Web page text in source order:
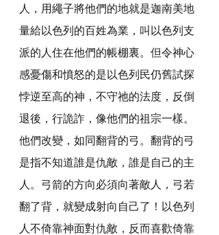
人，用繩子將他們的地就是迦南美地
量給以色列的百姓為業，叫以色列支
派的人住在他們的帳棚裏。但令神心
感憂傷和憤怒的是以色列民仍舊試探
悖逆至高的神，不守祂的法度，反倒
退後，行詭詐，像他們的祖宗一樣。
他們改變，如同翻背的弓。翻背的弓
是指不知道誰是仇敵，誰是自己的主
人。弓箭的方向必須向著敵人，弓若
翻了背，就變成射向自己了！以色列
人不倚靠神面對仇敵，反而喜歡倚靠